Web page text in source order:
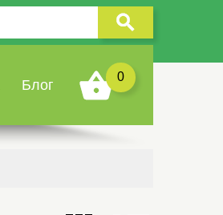
Блог
0